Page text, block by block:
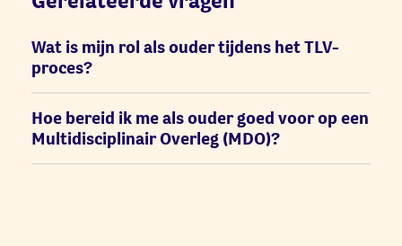
Wat is mijn rol als ouder tijdens het TLV-
proces?
Hoe bereid ik me als ouder goed voor op een
Multidisciplinair Overleg (MDO)?